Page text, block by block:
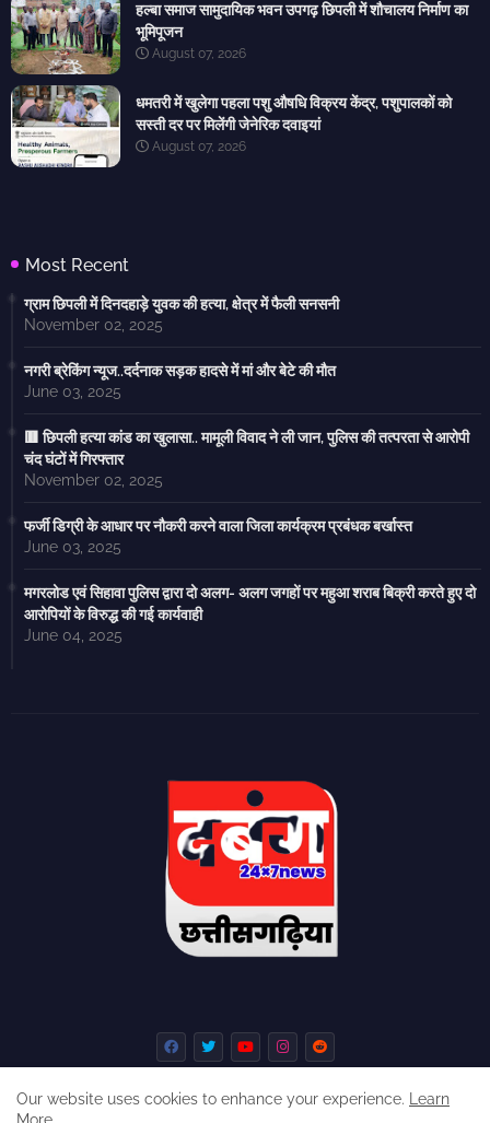
हल्बा समाज सामुदायिक भवन उपगढ़ छिपली में शौचालय निर्माण का
भूमिपूजन
August 07, 2026
धमतरी में खुलेगा पहला पशु औषधि विक्रय केंद्र, पशुपालकों को
सस्ती दर पर मिलेंगी जेनेरिक दवाइयां
August 07, 2026
Most Recent
ग्राम छिपली में दिनदहाड़े युवक की हत्या, क्षेत्र में फैली सनसनी
November 02, 2025
नगरी ब्रेकिंग न्यूज..दर्दनाक सड़क हादसे में मां और बेटे की मौत
June 03, 2025
🟥 छिपली हत्या कांड का खुलासा.. मामूली विवाद ने ली जान, पुलिस की तत्परता से आरोपी
चंद घंटों में गिरफ्तार
November 02, 2025
फर्जी डिग्री के आधार पर नौकरी करने वाला जिला कार्यक्रम प्रबंधक बर्खास्त
June 03, 2025
मगरलोड एवं सिहावा पुलिस द्वारा दो अलग- अलग जगहों पर महुआ शराब बिक्री करते हुए दो
आरोपियों के विरुद्ध की गई कार्यवाही
June 04, 2025
Our website uses cookies to enhance your experience.
Learn